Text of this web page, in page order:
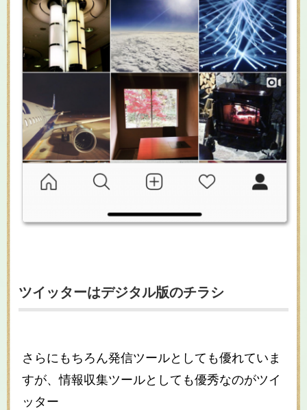
ツイッターはデジタル版のチラシ
さらにもちろん発信ツールとしても優れていま
すが、情報収集ツールとしても優秀なのがツイ
ッター